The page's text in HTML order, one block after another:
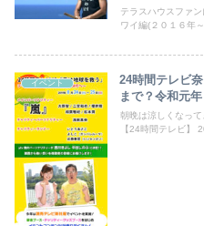
テラスハウスファ
ワイ編(２０１６年
イベント
24時間テレビ
まで？令和元年
朝晩は涼しくなっ
【24時間テレビ】